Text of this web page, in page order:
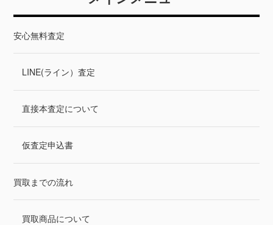
安心無料査定
LINE(ライン）査定
直接本査定について
仮査定申込書
買取までの流れ
買取商品について